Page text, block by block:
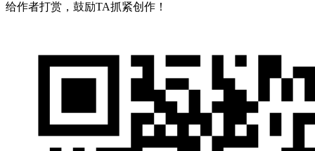
给作者打赏，鼓励TA抓紧创作！